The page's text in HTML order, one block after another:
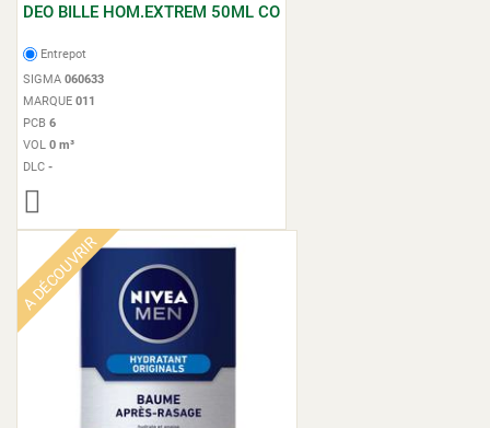
DEO BILLE HOM.EXTREM 50ML CO
Entrepot
SIGMA 060633
MARQUE 011
PCB 6
VOL 0 m³
DLC -
A DÉCOUVRIR